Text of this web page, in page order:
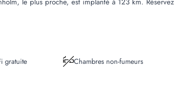
gratuite
Chambres non-fumeurs